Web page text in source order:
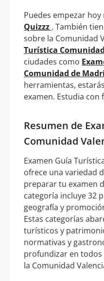
Puedes empezar
Quizzz . También
sobre la Comunidad
Turística
ciudades como
Comunidad de
herramientas,
examen. Estudia con
Resumen de
Comunidad
Examen Guía
ofrece una variedad
preparar tu examen
categoría incluye 32
geografía y
Estas categorías
turísticos y
normativas y
profundizar en todos
la Comunidad